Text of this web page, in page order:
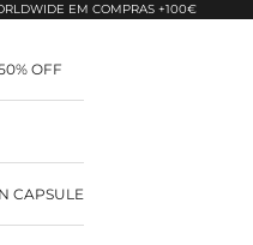
EM COMPRAS +100€
OFF
CAPSULE